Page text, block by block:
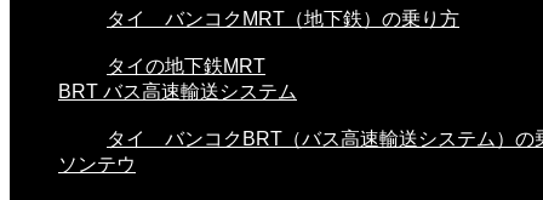
タイ バンコクMRT（地下鉄）の乗り方
タイの地下鉄MRT
BRT バス高速輸送システム
タイ バンコクBRT（バス高速輸送システム）の
ソンテウ